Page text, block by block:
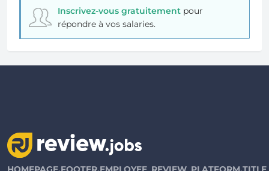
Inscrivez-vous gratuitementpour
répondre à vos salaries.